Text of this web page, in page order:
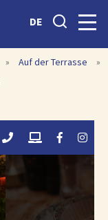
DE
» Auf der Terrasse
»